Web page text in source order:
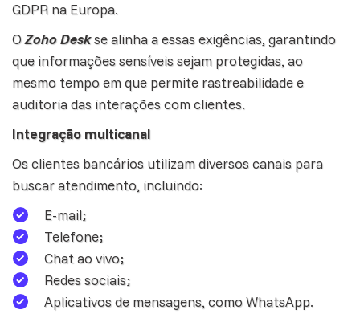
GDPR na Europa.
OZoho Deskse alinha a essas exigências, garantindo
que informações sensíveis sejam protegidas, ao
mesmo tempo em que permite rastreabilidade e
auditoria das interações com clientes.
Integração multicanal
Os clientes bancários utilizam diversoscanais para
buscar atendimento, incluindo:
E-mail;
Telefone;
Chat ao vivo;
Redes sociais;
Aplicativos de mensagens, como WhatsApp.